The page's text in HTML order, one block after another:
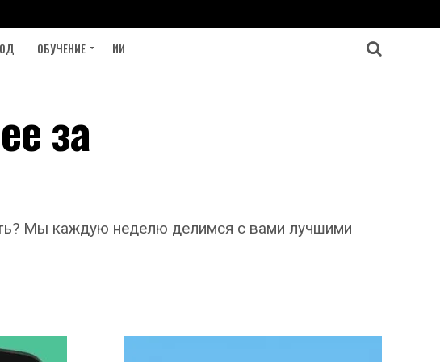
ОБУЧЕНИЕ ИИ
за
Мы каждую неделю делимся с вами лучшими